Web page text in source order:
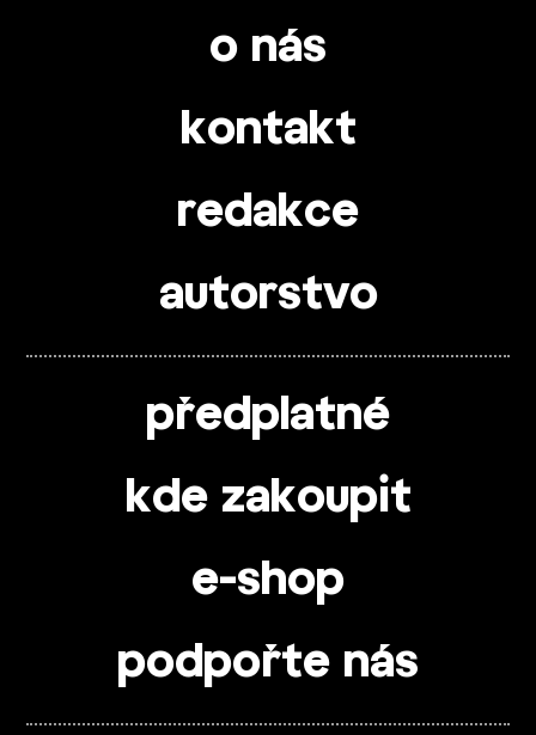
o nás
kontakt
redakce
autorstvo
předplatné
kde zakoupit
e-shop
podpořte nás